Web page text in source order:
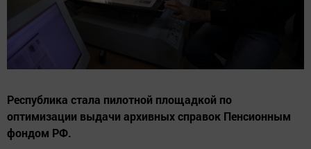
Республика стала пилотной площадкой по
оптимизации выдачи архивных справок Пенсионным
фондом РФ.